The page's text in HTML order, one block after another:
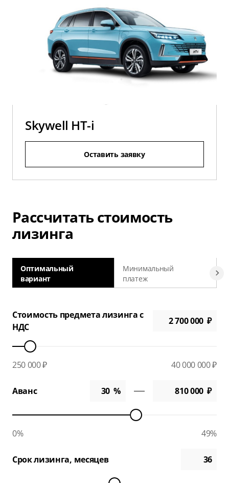
Skywell HT-i
Оставить заявку
Рассчитать стоимость
лизинга
Оптимальный
вариант
Минимальный
платеж
Стоимость предмета лизинга с
НДС
250 000 ₽ 40 000 000 ₽
Аванс
0% 49%
Срок лизинга, месяцев